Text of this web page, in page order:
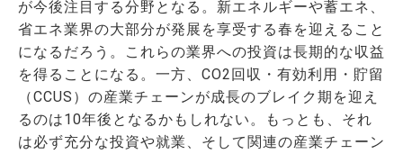
が今後注目する分野となる。新エネルギーや蓄エネ、
省エネ業界の大部分が発展を享受する春を迎えること
になるだろう。これらの業界への投資は長期的な収益
を得ることになる。一方、CO2回収・有効利用・貯留
（CCUS）の産業チェーンが成長のブレイク期を迎え
るのは10年後となるかもしれない。もっとも、それ
は必ず充分な投資や就業、そして関連の産業チェーン